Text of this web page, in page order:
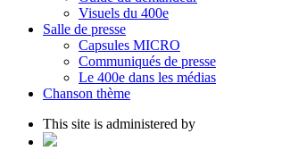
Visuels du 400e
Salle de presse
Capsules MICRO
Communiqués de presse
Le 400e dans les médias
Chanson thème
This site is administered by